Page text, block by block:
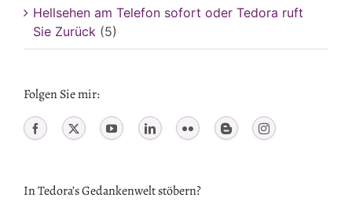
Hellsehen am Telefon sofort oder Tedora ruft
Sie Zurück (5)
Folgen Sie mir:
In Tedora’s Gedankenwelt stöbern?